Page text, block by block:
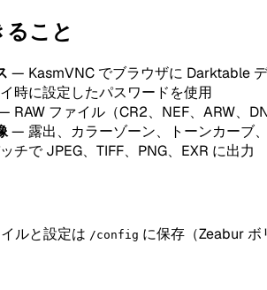
こと
— KasmVNC でブラウザに Darktable
時に設定したパスワードを使用
RAW ファイル（CR2、NEF、ARW、
— 露出、カラーゾーン、トーンカーブ
チで JPEG、TIFF、PNG、EXR に出力
ルと設定は /config に保存（Zeabur ボ